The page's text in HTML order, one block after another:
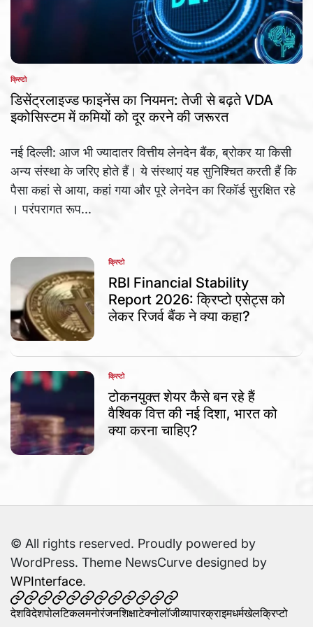
POSTED
IN
क्रिप्टो
डिसेंट्रलाइज्ड फाइनेंस का नियमन: तेजी से बढ़ते VDA
इकोसिस्टम में कमियों को दूर करने की जरूरत
नई दिल्ली: आज भी ज्यादातर वित्तीय लेनदेन बैंक, ब्रोकर या किसी
अन्य संस्था के जरिए होते हैं। ये संस्थाएं यह सुनिश्चित करती हैं कि
पैसा कहां से आया, कहां गया और पूरे लेनदेन का रिकॉर्ड सुरक्षित रहे
। परंपरागत रूप...
POSTED
IN
क्रिप्टो
RBI Financial Stability
Report 2026: क्रिप्टो एसेट्स को
लेकर रिजर्व बैंक ने क्या कहा?
POSTED
IN
क्रिप्टो
टोकनयुक्त शेयर कैसे बन रहे हैं
वैश्विक वित्त की नई दिशा, भारत को
क्या करना चाहिए?
© All rights reserved. Proudly powered by
WordPress. Theme NewsCurve designed by
WPInterface.
देशविदेशपोलटिकल
मनोरंजन
शिक्षाटेक्नोलॉजी
व्यापारक्राइम
धर्मखेलक्रिप्टोस्वास्थ्य
देशविदेशपोलटिकलमनोरंजनशिक्षाटेक्नोलॉजीव्यापारक्राइमधर्मखेलक्रिप्टो